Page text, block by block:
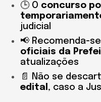
🕒 O concurso
judicial
📢 Recomenda-
oficiais da
atualizações
📄 Não se
edital , caso a